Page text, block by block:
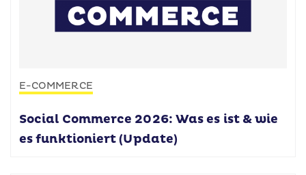
E-COMMERCE
Social Commerce 2026: Was es ist & wie
es funktioniert (Update)